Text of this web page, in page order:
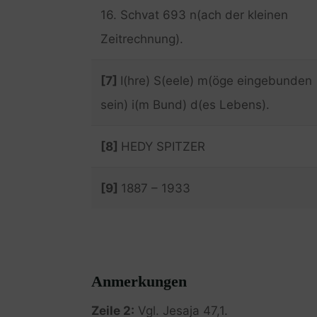
16. Schvat 693 n(ach der kleinen
Zeitrechnung).
[7] I(hre) S(eele) m(öge eingebunden
sein) i(m Bund) d(es Lebens).
[8] HEDY SPITZER
[9] 1887 – 1933
Anmerkungen
Zeile 2: Vgl. Jesaja 47,1.